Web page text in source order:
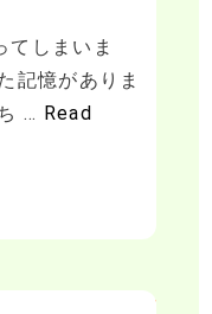
てしまいま
記憶がありま
… Read